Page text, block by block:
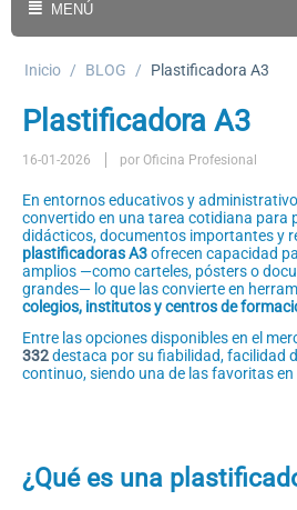
MENÚ
Inicio / BLOG / Plastificadora A3
Plastificadora A3
16-01-2026 por Oficina Profesional
En entornos educativos y
convertido en una tarea cotidiana para
didácticos, documentos importantes y
plastificadoras A3ofrecen capacidad
amplios —como carteles, pósters o
grandes— lo que las convierte en
colegios, institutos y centros de
Entre las opciones disponibles en el
332destaca por su fiabilidad, facilidad
continuo, siendo una de las favoritas
¿Qué es una